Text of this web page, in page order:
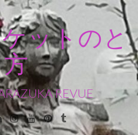
ットのと
REVUE
LinkedinInstagram
YoutubePinterest
Tumblr